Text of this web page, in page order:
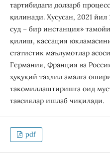
тартибидаги долзарб
қилинади. Хусусан, 2021 йил
суд – бир инстанция»
қилиш, кассация
статистик маълумотлар
Германия, Франция ва
ҳуқуқий таҳлил амалга
такомиллаштиришга оид
тавсиялар ишлаб чиқилади.
pdf